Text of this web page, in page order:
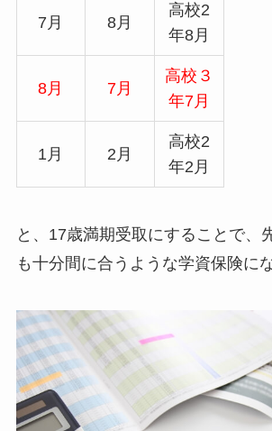
7月 8月
高校2
年8月
8月 7月
高校３
年7月
1月 2月
高校2
年2月
と、17歳満期受取にすることで、
も十分間に合うような学資保険に